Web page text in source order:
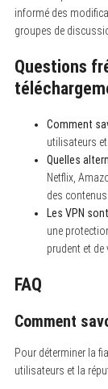
informé des
groupes de
Questions
Comment
utilisateurs
Quelles
Netflix,
des
Les VPN
une
prudent et de
FAQ
Comment
Pour déterminer la
utilisateurs et la
o
: